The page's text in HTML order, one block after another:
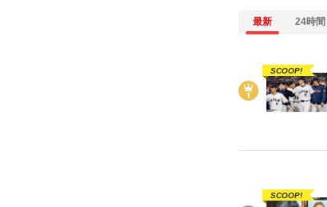
「最悪の空気のまま解散」WBC日本代表“敗戦”の真実 選手が
最新 24時間
SCOOP!
SCOOP!